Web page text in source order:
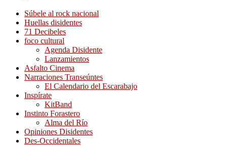
Súbele al rock nacional
Huellas disidentes
71 Decibeles
foco cultural
Agenda Disidente
Lanzamientos
Asfalto Cinema
Narraciones Transeúntes
El Calendario del Escarabajo
Inspírate
KitBand
Instinto Forastero
Alma del Río
Opiniones Disidentes
Des-Occidentales